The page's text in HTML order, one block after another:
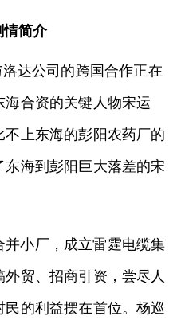
简介
达公司的跨国合作正在
合资的关键人物宋运
上东海的彭阳农药厂的
海到彭阳巨大落差的宋
小厂，成立雷霆电缆集
贸、招商引资，尝尽人
的利益摆在首位。杨巡